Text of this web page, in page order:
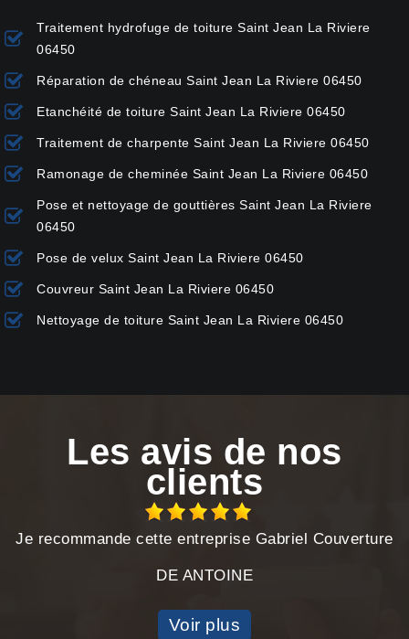
Traitement hydrofuge de toiture Saint Jean La Riviere
06450
Réparation de chéneau Saint Jean La Riviere 06450
Etanchéité de toiture Saint Jean La Riviere 06450
Traitement de charpente Saint Jean La Riviere 06450
Ramonage de cheminée Saint Jean La Riviere 06450
Pose et nettoyage de gouttières Saint Jean La Riviere
06450
Pose de velux Saint Jean La Riviere 06450
Couvreur Saint Jean La Riviere 06450
Nettoyage de toiture Saint Jean La Riviere 06450
Les avis de nos
clients
Je recommande cette entreprise Gabriel Couverture
DE ANTOINE
Voir plus